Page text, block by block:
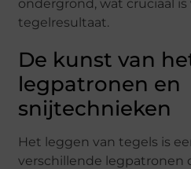
ondergrond, wat cruciaal is
tegelresultaat.
De kunst van
legpatronen en
snijtechnieken
Het leggen van tegels is
verschillende legpatronen